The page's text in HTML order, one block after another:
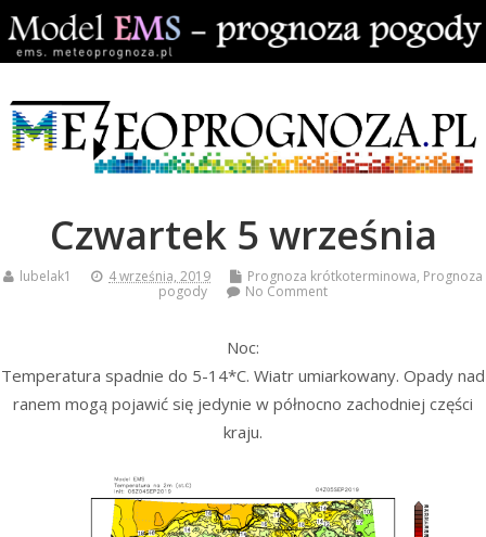
Czwartek 5 września
lubelak1 4 września, 2019 Prognoza krótkoterminowa, Prognoza
pogody
No Comment
Noc:
Temperatura spadnie do 5-14*C. Wiatr umiarkowany. Opady nad
ranem mogą pojawić się jedynie w północno zachodniej części
kraju.